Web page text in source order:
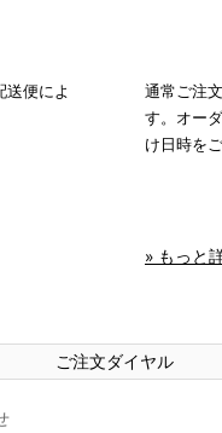
送便によ
通常ご注
す。オー
け日時を
» もっと
ご注文ダイヤル